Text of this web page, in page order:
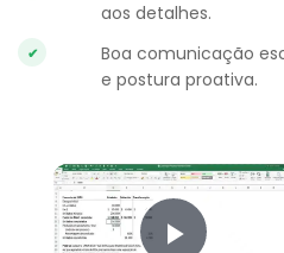
aos detalhes.
Boa comunicação
e postura proativa.